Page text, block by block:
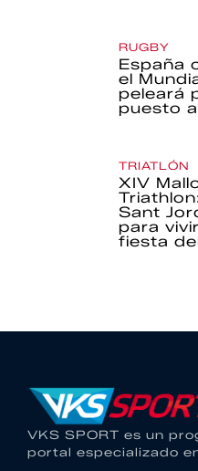
RUGBY
España
el
peleará
puesto
TRIATLÓN
XIV
Sant
para
fiesta
VKS SPORT es un
portal especializado